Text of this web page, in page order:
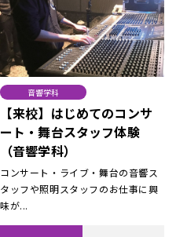
音響学科
【来校】はじめてのコンサ
ート・舞台スタッフ体験
（音響学科）
コンサート・ライブ・舞台の音響ス
タッフや照明スタッフのお仕事に興
味が...